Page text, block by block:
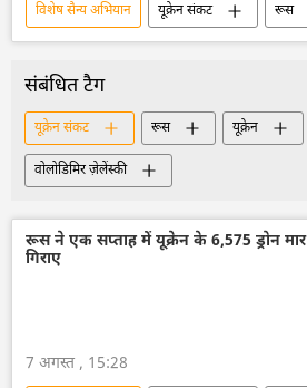
विशेष सैन्य अभियान यूक्रेन संकट
रूस
रूसी सेना
यूक्रेन
संबंधित टैग
यूक्रेन संकट रूस यूक्रेन
वोलोडिमिर ज़ेलेंस्की
रूस ने एक सप्ताह में यूक्रेन के 6,575 ड्रोन मार
गिराए
7 अगस्त , 15:28